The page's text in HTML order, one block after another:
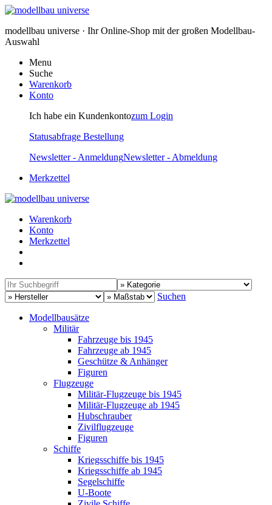
modellbau universe · Ihr Online-Shop mit der großen Modellbau-
Auswahl
Menu
Suche
Warenkorb
Konto
Ich habe ein Kundenkontozum Login
Statusabfrage Bestellung
Newsletter - AnmeldungNewsletter - Abmeldung
Merkzettel
Warenkorb
Konto
Merkzettel
Suchen
Modellbausätze
Militär
Fahrzeuge bis 1945
Fahrzeuge ab 1945
Geschütze & Anhänger
Figuren
Flugzeuge
Militär-Flugzeuge bis 1945
Militär-Flugzeuge ab 1945
Hubschrauber
Zivilflugzeuge
Figuren
Schiffe
Kriegsschiffe bis 1945
Kriegsschiffe ab 1945
Segelschiffe
U-Boote